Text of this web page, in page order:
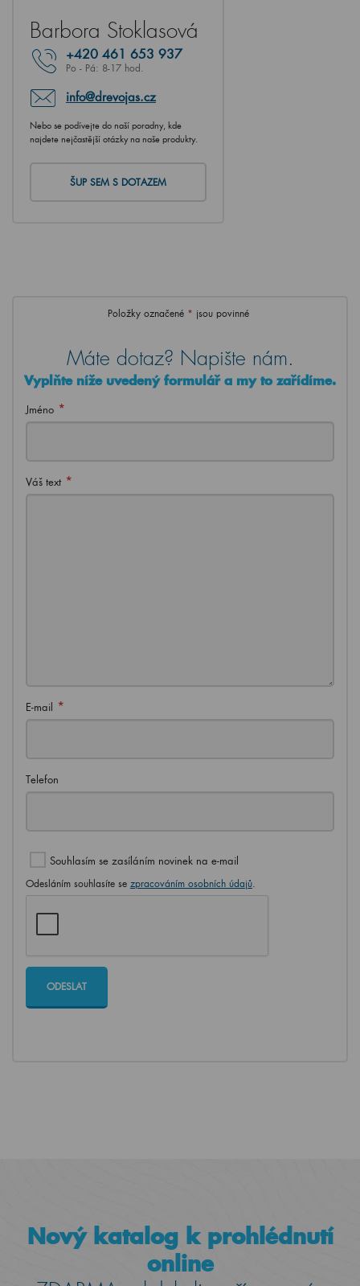
Barbora Stoklasová
+420 461 653 937
Po - Pá: 8-17 hod.
info@drevojas.cz
Nebo se podívejte do naší poradny, kde
najdete nejčastější otázky na naše produkty.
ŠUP SEM S DOTAZEM
Položky označené * jsou povinné
Máte dotaz? Napište nám.
Vyplňte níže uvedený formulář a my to zařídíme.
Jméno *
Váš text *
E-mail *
Telefon
Souhlasím se zasíláním novinek na e-mail
Odesláním souhlasíte se zpracováním osobních údajů.
Nový katalog k prohlédnutí
online